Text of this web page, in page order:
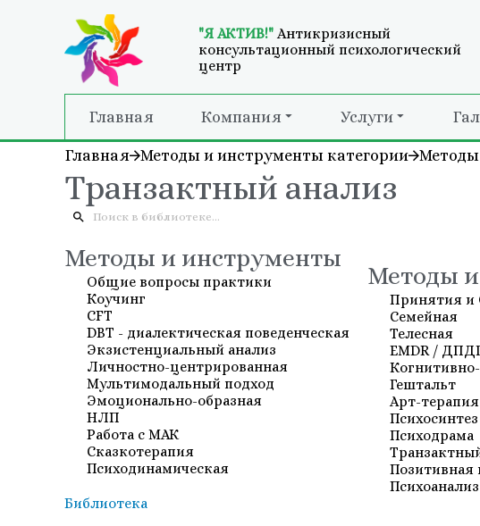
"Я АКТИВ!"Антикризисный
консультационный психологический
центр
Главная Компания Услуги
Главная Методы и инструменты категории
Транзактный анализ
Методы и инструменты
Общие вопросы практики
Коучинг
СFT
DBT - диалектическая поведенческая
Экзистенциальный анализ
Личностно-центрированная
Мультимодальный подход
Эмоционально-образная
НЛП
Работа с МАК
Сказкотерапия
Психодинамическая
Методы
Принятия и
Семейная
Телесная
EMDR /
Гештальт
Арт-терапия
Психосинтез
Психодрама
Позитивная
Психоанализ
Библиотека